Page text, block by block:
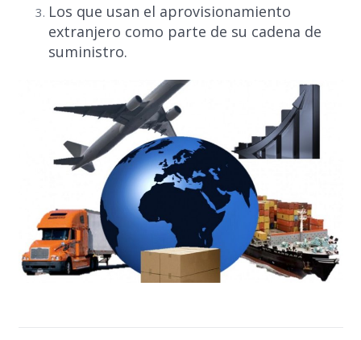
Los que usan el aprovisionamiento
extranjero como parte de su cadena de
suministro.